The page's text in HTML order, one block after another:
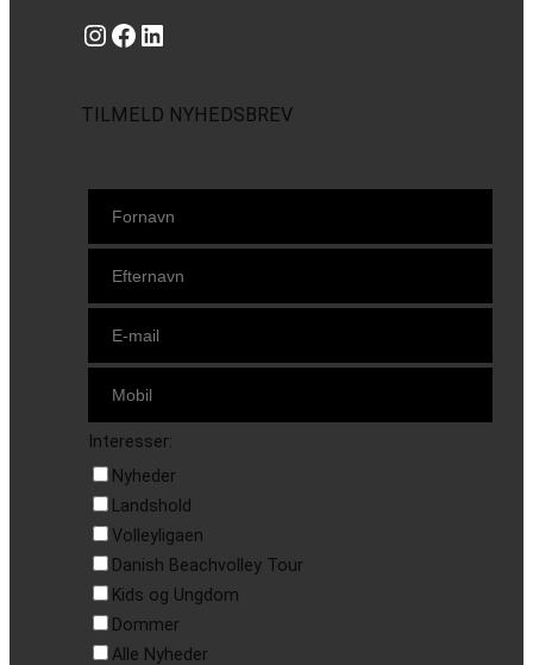
Instagram https://www.facebook.com/danishbeachvolleytour LinkedIn
TILMELD NYHEDSBREV
Interesser:
Nyheder
Landshold
Volleyligaen
Danish Beachvolley Tour
Kids og Ungdom
Dommer
Alle Nyheder